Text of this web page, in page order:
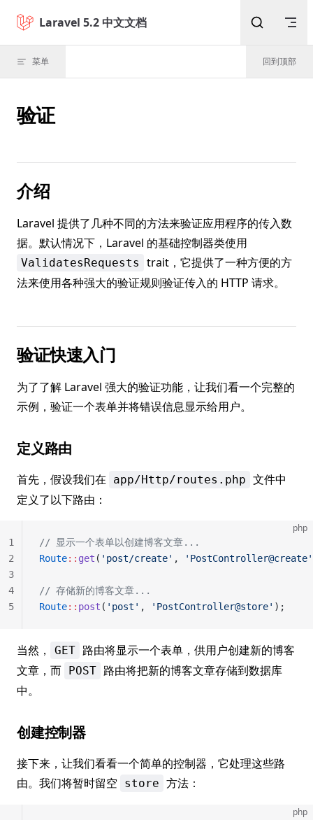
Skip to content
Laravel 5.2 中文文档
菜单 回到顶部
验证
介绍
Laravel 提供了几种不同的方法来验证应用程序的传入数
据。默认情况下，Laravel 的基础控制器类使用
ValidatesRequests
trait，它提供了一种方便的方
法来使用各种强大的验证规则验证传入的 HTTP 请求。
验证快速入门
为了了解 Laravel 强大的验证功能，让我们看一个完整的
示例，验证一个表单并将错误信息显示给用户。
定义路由
首先，假设我们在 app/Http/routes.php 文件中
定义了以下路由：
php
// 显示一个表单以创建博客文章...
Route:: get ( 'post/create' , 'PostController@create'
// 存储新的博客文章...
Route:: post ( 'post' , 'PostController@store' );
1
2
3
4
5
当然， GET 路由将显示一个表单，供用户创建新的博客
文章，而 POST 路由将把新的博客文章存储到数据库
中。
创建控制器
接下来，让我们看看一个简单的控制器，它处理这些路
由。我们将暂时留空
store 方法：
php